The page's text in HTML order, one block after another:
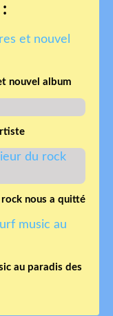
nouvel album
nous a quitté
au paradis des